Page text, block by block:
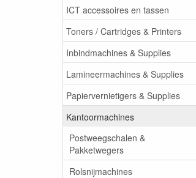
ICT accessoires en tassen
Toners / Cartridges & Printers
Inbindmachines & Supplies
Lamineermachines & Supplies
Papiervernietigers & Supplies
Kantoormachines
Postweegschalen &
Pakketwegers
Rolsnijmachines